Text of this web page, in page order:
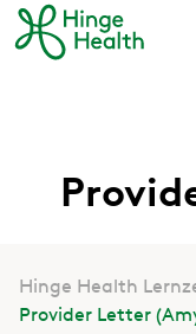
Hinge Health
Provider Letter